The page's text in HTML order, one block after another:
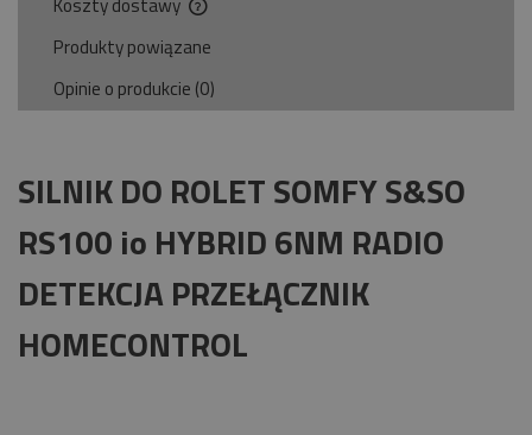
Cena nie zawiera ewentualnych kosztów płatności
Produkty powiązane
Opinie o produkcie (0)
SILNIK DO ROLET SOMFY S&SO
RS100 io HYBRID 6NM RADIO
DETEKCJA PRZEŁĄCZNIK
HOMECONTROL